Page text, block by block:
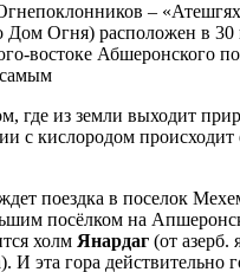
–
Дом Огня) расположен в 30
востоке Абшеронского
где из земли выходит
с кислородом происходит
поездка в поселок
посёлком на
холм Янардаг (от азерб.
И эта гора действительно